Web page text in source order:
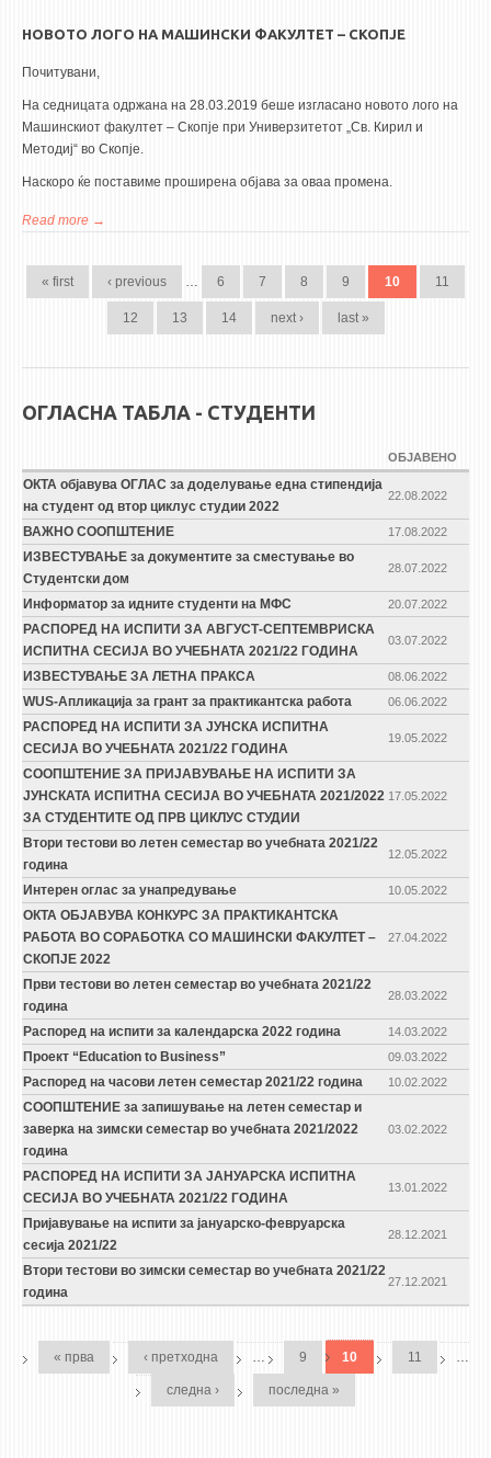
НОВОТО ЛОГО НА МАШИНСКИ ФАКУЛТЕТ – СКОПЈЕ
Почитувани,
На седницата одржана на 28.03.2019 беше изгласано новото лого на
Машинскиот факултет – Скопје при Универзитетот „Св. Кирил и
Методиј“ во Скопје.
Наскоро ќе поставиме проширена објава за оваа промена.
Read more about Новото лого на Машински факултет – Скопје
« first ‹ previous 6 7 8 9 10 11
12 13 14 next › last »
ОГЛАСНА ТАБЛА - СТУДЕНТИ
ОБЈАВЕНО
ОКТА објавува ОГЛАС за доделување една стипендија
на студент од втор циклус студии 2022
22.08.2022
ВАЖНО СООПШТЕНИЕ 17.08.2022
ИЗВЕСТУВАЊЕ за документите за сместување во
Студентски дом
28.07.2022
Информатор за идните студенти на МФС 20.07.2022
РАСПОРЕД НА ИСПИТИ ЗА АВГУСТ-СЕПТЕМВРИСКА
ИСПИТНА СЕСИЈА ВО УЧЕБНАТА 2021/22 ГОДИНА
03.07.2022
ИЗВЕСТУВАЊЕ ЗА ЛЕТНА ПРАКСА 08.06.2022
WUS-Апликација за грант за практикантска работа 06.06.2022
РАСПОРЕД НА ИСПИТИ ЗА ЈУНСКА ИСПИТНА
СЕСИЈА ВО УЧЕБНАТА 2021/22 ГОДИНА
19.05.2022
СООПШТЕНИЕ ЗА ПРИЈАВУВАЊЕ НА ИСПИТИ ЗА
ЈУНСКАТА ИСПИТНА СЕСИЈА ВО УЧЕБНАТА 2021/2022
ЗА СТУДЕНТИТЕ ОД ПРВ ЦИКЛУС СТУДИИ
17.05.2022
Втори тестови во летен семестар во учебната 2021/22
година
12.05.2022
Интерен оглас за унапредување 10.05.2022
ОКТА ОБЈАВУВА КОНКУРС ЗА ПРАКТИКАНТСКА
РАБОТА ВО СОРАБОТКА СО МАШИНСКИ ФАКУЛТЕТ –
СКОПЈЕ 2022
27.04.2022
Први тестови во летен семестар во учебната 2021/22
година
28.03.2022
Распоред на испити за календарска 2022 година 14.03.2022
Проект “Education to Business” 09.03.2022
Распоред на часови летен семестар 2021/22 година 10.02.2022
СООПШТЕНИЕ за запишување на летен семестар и
заверка на зимски семестар во учебната 2021/2022
година
03.02.2022
РАСПОРЕД НА ИСПИТИ ЗА ЈАНУАРСКА ИСПИТНА
СЕСИЈА ВО УЧЕБНАТА 2021/22 ГОДИНА
13.01.2022
Пријавување на испити за јануарско-февруарска
сесија 2021/22
28.12.2021
Втори тестови во зимски семестар во учебната 2021/22
година
27.12.2021
« прва ‹ претходна 9 10 11
следна › последна »